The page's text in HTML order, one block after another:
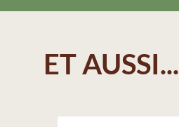
ET AUSSI...